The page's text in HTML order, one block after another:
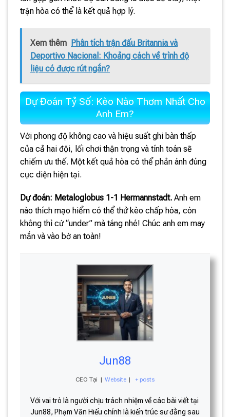
trận hòa có thể là kết quả hợp lý.
Xem thêm Phân tích trận đấu Britannia và
Deportivo Nacional: Khoảng cách về trình độ
liệu có được rút ngắn?
Dự Đoán Tỷ Số: Kèo Nào Thơm Nhất Cho
Anh Em?
Với phong độ không cao và hiệu suất ghi bàn thấp
của cả hai đội, lối chơi thận trọng và tính toán sẽ
chiếm ưu thế. Một kết quả hòa có thể phản ánh đúng
cục diện hiện tại.
Dự đoán: Metaloglobus 1-1 Hermannstadt. Anh em
nào thích mạo hiểm có thể thử kèo chấp hòa, còn
không thì cứ “under” mà táng nhé! Chúc anh em may
mắn và vào bờ an toàn!
Jun88
CEO Tại | Website | + posts
Với vai trò là người chịu trách nhiệm về các bài viết tại
Jun88, Phạm Văn Hiếu chính là kiến trúc sư đằng sau